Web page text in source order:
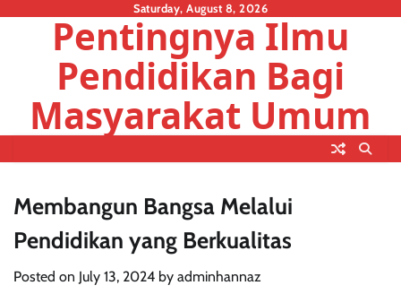
Saturday, August 8, 2026
Pentingnya Ilmu
Pendidikan Bagi
Masyarakat Umum
Membangun Bangsa Melalui
Pendidikan yang Berkualitas
Posted on July 13, 2024 by adminhannaz